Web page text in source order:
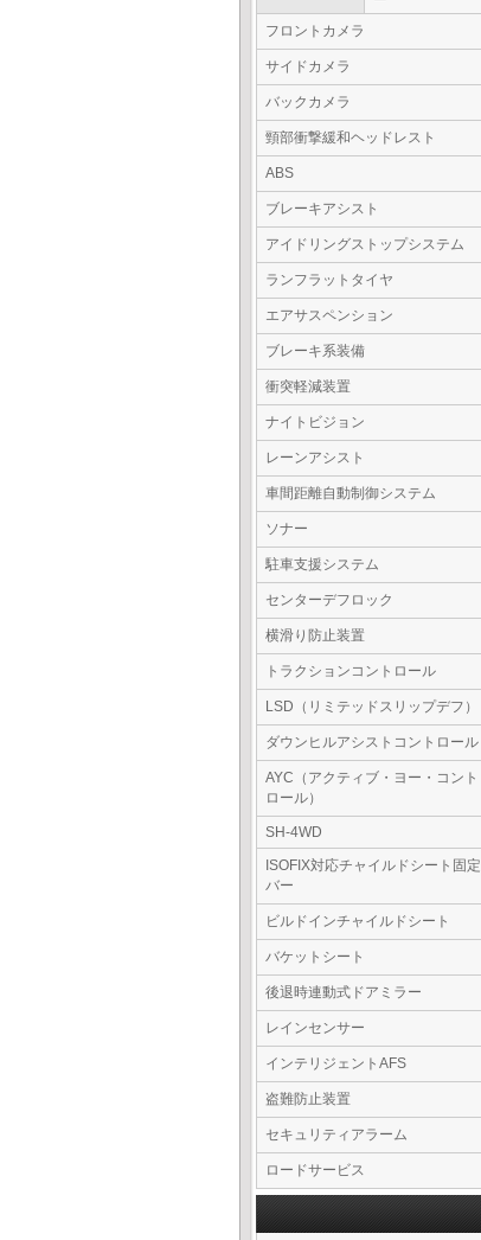
フロントカメラ
サイドカメラ
バックカメラ
頸部衝撃緩和ヘッドレスト
ABS
ブレーキアシスト
アイドリングストップシステム
ランフラットタイヤ
エアサスペンション
ブレーキ系装備
衝突軽減装置
ナイトビジョン
レーンアシスト
車間距離自動制御システム
ソナー
駐車支援システム
センターデフロック
横滑り防止装置
トラクションコントロール
LSD（リミテッドスリップデフ）
ダウンヒルアシストコントロール
AYC（アクティブ・ヨー・コント
ロール）
SH-4WD
ISOFIX対応チャイルドシート固定
バー
ビルドインチャイルドシート
バケットシート
後退時連動式ドアミラー
レインセンサー
インテリジェントAFS
盗難防止装置
セキュリティアラーム
ロードサービス